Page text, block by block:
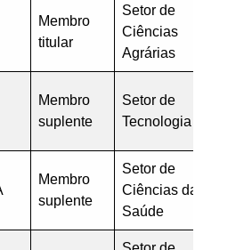
Membro
titular
Setor de
Ciências
Agrárias
Membro
suplente
Setor de
Tecnologia
Membro
suplente
Setor de
Ciências da
Saúde